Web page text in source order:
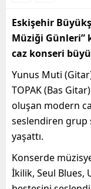
Eskişehir
Müziği Günleri”
caz konseri
Yunus Muti
TOPAK (Bas
oluşan modern
seslendiren grup
yaşattı.
Konserde
İkilik, Seul Blues,